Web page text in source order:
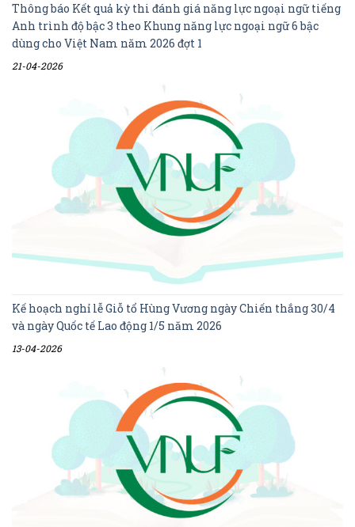
Thông báo Kết quả kỳ thi đánh giá năng lực ngoại ngữ tiếng
Anh trình độ bậc 3 theo Khung năng lực ngoại ngữ 6 bậc
dùng cho Việt Nam năm 2026 đợt 1
21-04-2026
Kế hoạch nghỉ lễ Giỗ tổ Hùng Vương ngày Chiến thắng 30/4
và ngày Quốc tế Lao động 1/5 năm 2026
13-04-2026